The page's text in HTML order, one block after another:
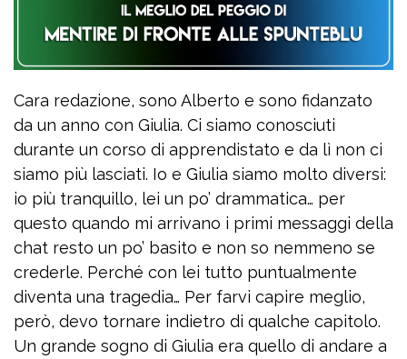
Cara redazione, sono Alberto e sono fidanzato
da un anno con Giulia. Ci siamo conosciuti
durante un corso di apprendistato e da lì non ci
siamo più lasciati. Io e Giulia siamo molto diversi:
io più tranquillo, lei un po’ drammatica… per
questo quando mi arrivano i primi messaggi della
chat resto un po’ basito e non so nemmeno se
crederle. Perché con lei tutto puntualmente
diventa una tragedia… Per farvi capire meglio,
però, devo tornare indietro di qualche capitolo.
Un grande sogno di Giulia era quello di andare a